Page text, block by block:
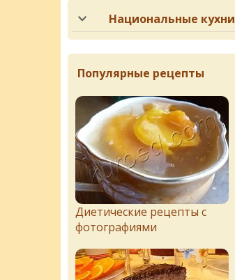
Национальные кухни
Популярные рецепты
Диетические рецепты с
фотографиями